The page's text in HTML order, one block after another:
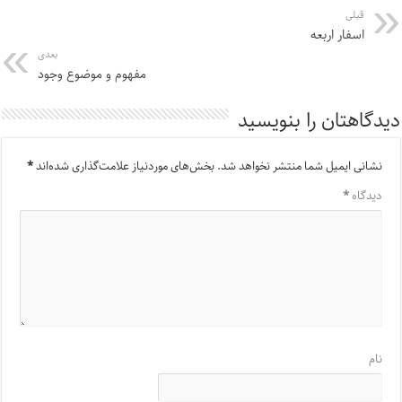
قبلی
اسفار اربعه
بعدی
مفهوم و موضوع وجود
دیدگاهتان را بنویسید
نشانی ایمیل شما منتشر نخواهد شد.بخش‌های موردنیاز علامت‌گذاری شده‌اند*
دیدگاه*
نام